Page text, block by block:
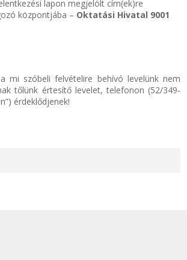
lapon megjelölt cím(ek)re
központjába – Oktatási Hivatal 9001
mi szóbeli felvételire behívó levelünk nem
tőlünk értesítő levelet, telefonon (52/349-
érdeklődjenek!